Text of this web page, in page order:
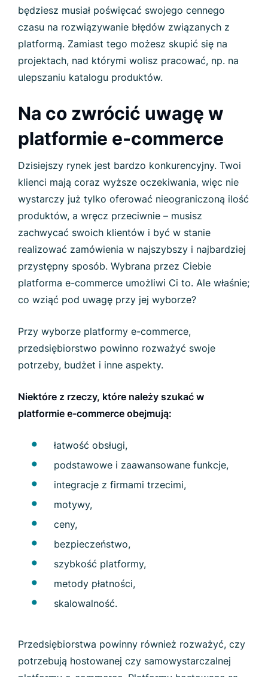
będziesz musiał poświęcać swojego cennego
czasu na rozwiązywanie błędów związanych z
platformą. Zamiast tego możesz skupić się na
projektach, nad którymi wolisz pracować, np. na
ulepszaniu katalogu produktów.
Na co zwrócić uwagę w
platformie e-commerce
Dzisiejszy rynek jest bardzo konkurencyjny. Twoi
klienci mają coraz wyższe oczekiwania, więc nie
wystarczy już tylko oferować nieograniczoną ilość
produktów, a wręcz przeciwnie – musisz
zachwycać swoich klientów i być w stanie
realizować zamówienia w najszybszy i najbardziej
przystępny sposób. Wybrana przez Ciebie
platforma e-commerce umożliwi Ci to. Ale właśnie;
co wziąć pod uwagę przy jej wyborze?
Przy wyborze platformy e-commerce,
przedsiębiorstwo powinno rozważyć swoje
potrzeby, budżet i inne aspekty.
Niektóre z rzeczy, które należy szukać w
platformie e-commerce obejmują:
łatwość obsługi,
podstawowe i zaawansowane funkcje,
integracje z firmami trzecimi,
motywy,
ceny,
bezpieczeństwo,
szybkość platformy,
metody płatności,
skalowalność.
Przedsiębiorstwa powinny również rozważyć, czy
potrzebują hostowanej czy samowystarczalnej